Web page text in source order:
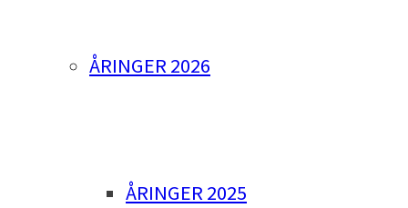
ÅRINGER 2026
ÅRINGER 2025